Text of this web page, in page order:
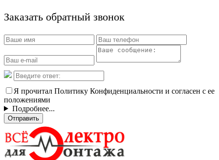
Заказать обратный звонок
Я прочитал Политику Конфиденциальности и согласен с ее
положениями
Подробнее...
Отправить